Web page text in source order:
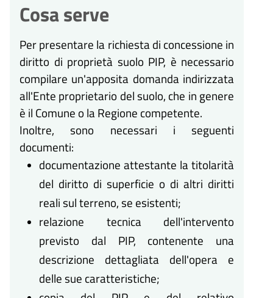
Cosa serve
Per presentare la richiesta di concessione in
diritto di proprietà suolo PIP, è necessario
compilare un'apposita domanda indirizzata
all'Ente proprietario del suolo, che in genere
è il Comune o la Regione competente.
Inoltre, sono necessari i seguenti
documenti:
documentazione attestante la titolarità
del diritto di superficie o di altri diritti
reali sul terreno, se esistenti;
relazione tecnica dell'intervento
previsto dal PIP, contenente una
descrizione dettagliata dell'opera e
delle sue caratteristiche;